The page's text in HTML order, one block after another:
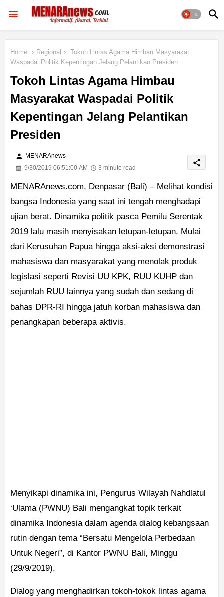
Home Regional
Tokoh Lintas Agama Himbau Masyarakat
Waspadai Politik Kepentingan Jelang Pelantikan Presiden
Tokoh Lintas Agama Himbau
Masyarakat Waspadai Politik
Kepentingan Jelang Pelantikan
Presiden
person MENARAnews
9/30/2019 06:51:00 AM
3 minute read
share
MENARAnews.com, Denpasar (Bali) – Melihat kondisi
bangsa Indonesia yang saat ini tengah menghadapi
ujian berat. Dinamika politik pasca Pemilu Serentak
2019 lalu masih menyisakan letupan-letupan. Mulai
dari Kerusuhan Papua hingga aksi-aksi demonstrasi
mahasiswa dan masyarakat yang menolak produk
legislasi seperti Revisi UU KPK, RUU KUHP dan
sejumlah RUU lainnya yang sudah dan sedang di
bahas DPR-RI hingga jatuh korban mahasiswa dan
penangkapan beberapa aktivis.
Menyikapi dinamika ini, Pengurus Wilayah Nahdlatul
‘Ulama (PWNU) Bali mengangkat topik terkait
dinamika Indonesia dalam agenda dialog kebangsaan
rutin dengan tema “Bersatu Mengelola Perbedaan
Untuk Negeri”, di Kantor PWNU Bali, Minggu
(29/9/2019).
Dialog yang menghadirkan tokoh-tokok lintas agama